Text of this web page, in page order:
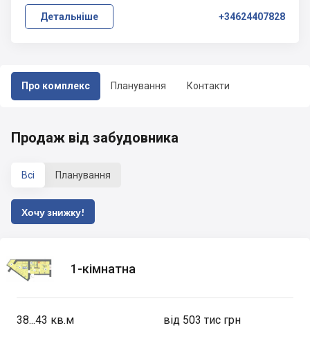
Про комплекс Планування Контакти
Детальніше +34624407828
Продаж від забудовника
Всі Планування
Хочу знижку!
1-кімнатна
38...43 кв.м від 503 тис грн